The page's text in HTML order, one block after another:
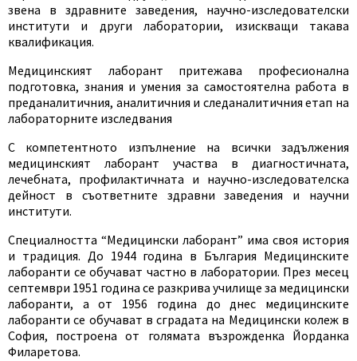
звена в здравните заведения, научно-изследователски
институти и други лаборатории, изискващи такава
квалификация.
Медицинският лаборант притежава професионална
подготовка, знания и умения за самостоятелна работа в
преданалитичния, аналитичния и следаналитичния етап на
лабораторните изследвания
С компетентното изпълнение на всички задължения
медицинският лаборант участва в диагностичната,
лечебната, профилактичната и научно-изследователска
дейност в съответните здравни заведения и научни
институти.
Специалността “Медицински лаборант” има своя история
и традиция. До 1944 година в България Медицинските
лаборанти се обучават частно в лаборатории. През месец
септември 1951 година се разкрива училище за медицински
лаборанти, а от 1956 година до днес медицинските
лаборанти се обучават в сградата на Медицински колеж в
София, построена от голямата възрожденка Йорданка
Филаретова.